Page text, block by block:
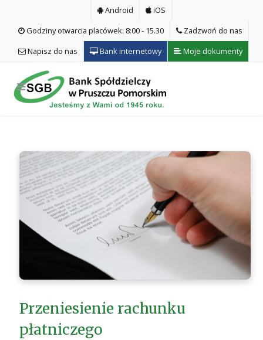
Android
iOS
Godziny otwarcia placówek: 8:00 - 15.30
Zadzwoń do nas
Napisz do nas
Bank internetowy Moje dokumenty
Przeniesienie rachunku
płatniczego